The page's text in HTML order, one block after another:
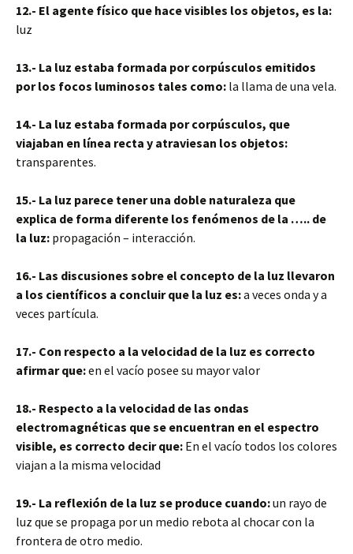
12.- El agente físico que hace visibles los objetos, es la:
luz
13.- La luz estaba formada por corpúsculos emitidos
por los focos luminosos tales como: la llama de una vela.
14.- La luz estaba formada por corpúsculos, que
viajaban en línea recta y atraviesan los objetos:
transparentes.
15.- La luz parece tener una doble naturaleza que
explica de forma diferente los fenómenos de la ….. de
la luz: propagación – interacción.
16.- Las discusiones sobre el concepto de la luz llevaron
a los científicos a concluir que la luz es:a veces onda y a
veces partícula.
17.- Con respecto a la velocidad de la luz es correcto
afirmar que:en el vacío posee su mayor valor
18.- Respecto a la velocidad de las ondas
electromagnéticas que se encuentran en el espectro
visible, es correcto decir que: En el vacío todos los colores
viajan a la misma velocidad
19.- La reflexión de la luz se produce cuando:un rayo de
luz que se propaga por un medio rebota al chocar con la
frontera de otro medio.